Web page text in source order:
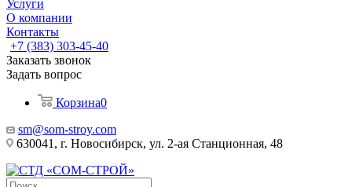
Услуги
О компании
Контакты
+7 (383) 303-45-40
Заказать звонок
Задать вопрос
Корзина0
sm@som-stroy.com
630041, г. Новосибирск, ул. 2-ая Станционная, 48